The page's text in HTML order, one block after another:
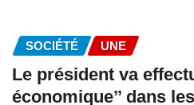
SOCIÉTÉ UNE
Le président va
économique’’ dans